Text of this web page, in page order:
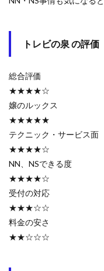
トレビの泉 の評価
総合評価
★★★★☆
嬢のルックス
★★★★★
テクニック・サービス面
★★★★☆
NN、NSできる度
★★★★☆
受付の対応
★★★☆☆
料金の安さ
★★☆☆☆